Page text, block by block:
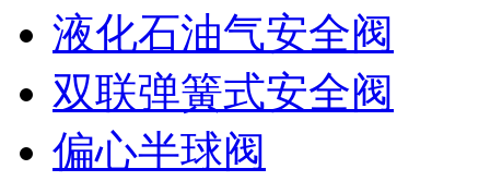
液化石油气安全阀
双联弹簧式安全阀
偏心半球阀